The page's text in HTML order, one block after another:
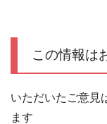
この情報は
いただいたご意見
ます